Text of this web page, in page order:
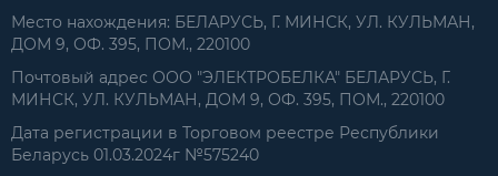
Место нахождения: БЕЛАРУСЬ, Г. МИНСК, УЛ. КУЛЬМАН,
ДОМ 9, ОФ. 395, ПОМ., 220100
Почтовый адрес ООО "ЭЛЕКТРОБЕЛКА" БЕЛАРУСЬ, Г.
МИНСК, УЛ. КУЛЬМАН, ДОМ 9, ОФ. 395, ПОМ., 220100
Дата регистрации в Торговом реестре Республики
Беларусь 01.03.2024г №575240